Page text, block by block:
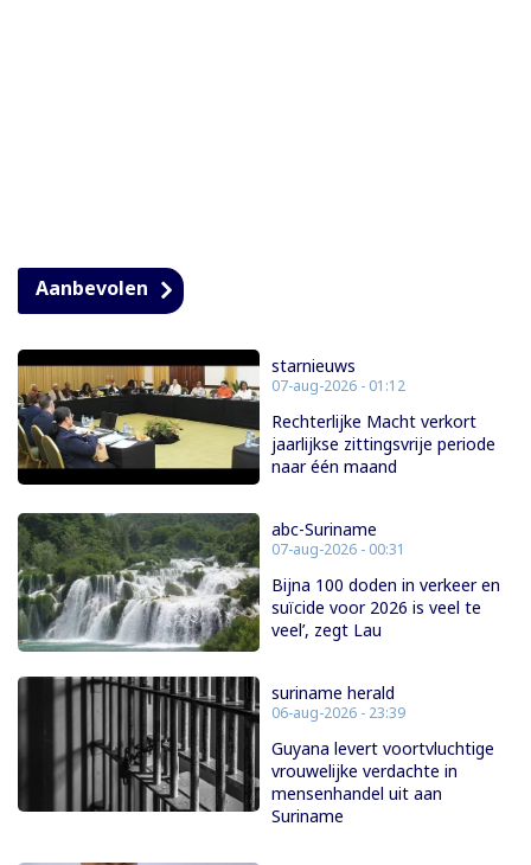
Aanbevolen
starnieuws
07-aug-2026 - 01:12
Rechterlijke Macht verkort
jaarlijkse zittingsvrije periode
naar één maand
abc-Suriname
07-aug-2026 - 00:31
Bijna 100 doden in verkeer en
suïcide voor 2026 is veel te
veel’, zegt Lau
suriname herald
06-aug-2026 - 23:39
Guyana levert voortvluchtige
vrouwelijke verdachte in
mensenhandel uit aan
Suriname